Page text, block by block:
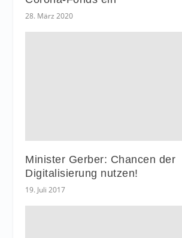
28. März 2020
Minister Gerber: Chancen der
Digitalisierung nutzen!
19. Juli 2017